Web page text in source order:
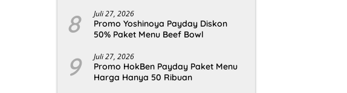
8 Juli 27, 2026
Promo Yoshinoya Payday Diskon
50% Paket Menu Beef Bowl
9 Juli 27, 2026
Promo HokBen Payday Paket Menu
Harga Hanya 50 Ribuan